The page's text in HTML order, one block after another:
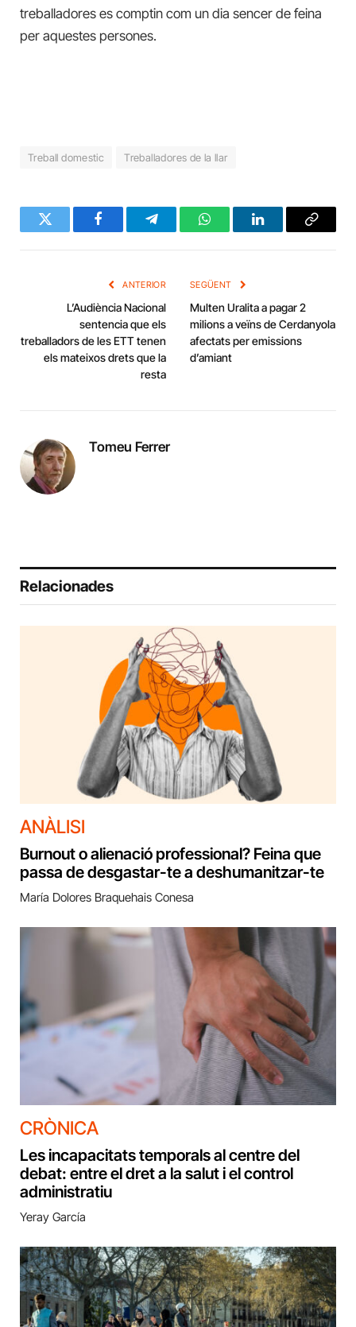
treballadores es comptin com un dia sencer de feina
per aquestes persones.
Treball domestic Treballadores de la llar
Twitter FacebookTelegramWhatsAppLinkedInCopy
ANTERIOR
L’Audiència Nacional
sentencia que els
treballadors de les ETT tenen
els mateixos drets que la
resta
SEGÜENT
Multen Uralita a pagar 2
milions a veïns de Cerdanyola
afectats per emissions
d’amiant
Tomeu Ferrer
Relacionades
ANÀLISI
Burnout o alienació professional? Feina que
passa de desgastar-te a deshumanitzar-te
María Dolores Braquehais Conesa
CRÒNICA
Les incapacitats temporals al centre del
debat: entre el dret a la salut i el control
administratiu
Yeray García